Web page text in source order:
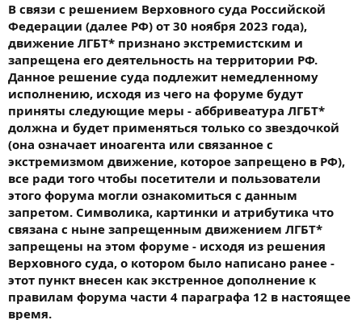
В связи с решением Верховного суда Российской
Федерации (далее РФ) от 30 ноября 2023 года),
движение ЛГБТ* признано экстремистским и
запрещена его деятельность на территории РФ.
Данное решение суда подлежит немедленному
исполнению, исходя из чего на форуме будут
приняты следующие меры - аббривеатура ЛГБТ*
должна и будет применяться только со звездочкой
(она означает иноагента или связанное с
экстремизмом движение, которое запрещено в РФ),
все ради того чтобы посетители и пользователи
этого форума могли ознакомиться с данным
запретом. Символика, картинки и атрибутика что
связана с ныне запрещенным движением ЛГБТ*
запрещены на этом форуме - исходя из решения
Верховного суда, о котором было написано ранее -
этот пункт внесен как экстренное дополнение к
правилам форума части 4 параграфа 12 в настоящее
время.